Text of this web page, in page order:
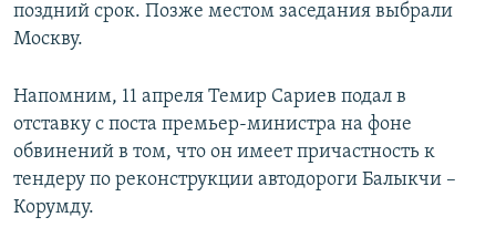
поздний срок. Позже местом заседания выбрали
Москву.
Напомним, 11 апреля Темир Сариев подал в
отставку с поста премьер-министра на фоне
обвинений в том, что он имеет причастность к
тендеру по реконструкции автодороги Балыкчи –
Корумду.